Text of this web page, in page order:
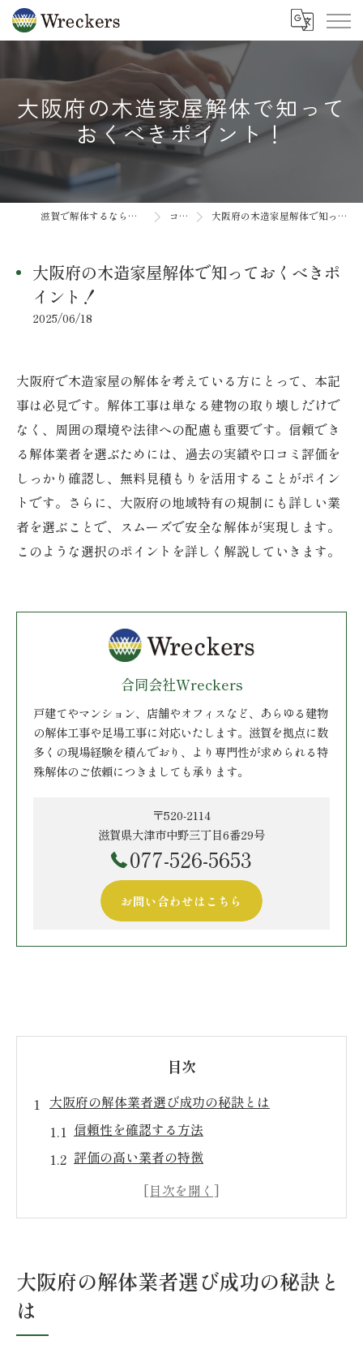
大阪府の木造家屋解体で知って
おくべきポイント！
滋賀で解体するなら合同会社Wreckers コラム 大阪府の木造家屋解体で知っておくべきポイント！
大阪府の木造家屋解体で知っておくべきポ
イント！
2025/06/18
大阪府で木造家屋の解体を考えている方にとって、本記
事は必見です。解体工事は単なる建物の取り壊しだけで
なく、周囲の環境や法律への配慮も重要です。信頼でき
る解体業者を選ぶためには、過去の実績や口コミ評価を
しっかり確認し、無料見積もりを活用することがポイン
トです。さらに、大阪府の地域特有の規制にも詳しい業
者を選ぶことで、スムーズで安全な解体が実現します。
このような選択のポイントを詳しく解説していきます。
合同会社Wreckers
戸建てやマンション、店舗やオフィスなど、あらゆる建物
の解体工事や足場工事に対応いたします。滋賀を拠点に数
多くの現場経験を積んでおり、より専門性が求められる特
殊解体のご依頼につきましても承ります。
〒520-2114
滋賀県大津市中野三丁目6番29号
077-526-5653
お問い合わせはこちら
目次
大阪府の解体業者選び成功の秘訣とは
信頼性を確認する方法
評価の高い業者の特徴
解体業者の過去実績の調べ方
信頼できる大阪府の解体業者を見つける方法
大阪府の解体業者選び成功の秘訣と
は